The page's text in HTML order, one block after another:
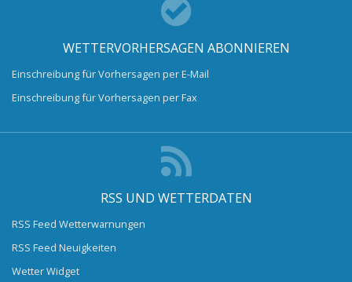
WETTERVORHERSAGEN ABONNIEREN
Einschreibung für Vorhersagen per E-Mail
Einschreibung für Vorhersagen per Fax
RSS UND WETTERDATEN
RSS Feed Wetterwarnungen
RSS Feed Neuigkeiten
Wetter Widget